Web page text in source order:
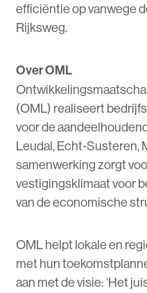
efficiëntie op vanwege
Rijksweg.
Over OML
(OML) realiseert
voor de
Leudal, Echt-Susteren,
samenwerking zorgt
vestigingsklimaat voor
van de economische
OML helpt lokale en
met hun
aan met de visie: ‘Het